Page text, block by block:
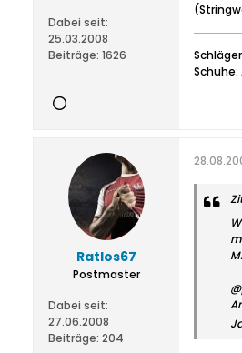
Dabei seit:
25.03.2008
Beiträge: 1626
Ratlos67
Postmaster
Dabei seit:
27.06.2008
Beiträge: 204